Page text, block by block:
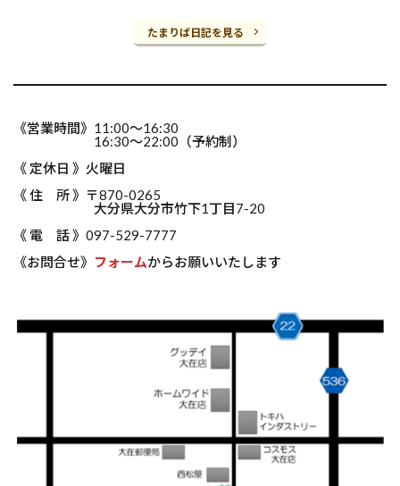
たまりば日記を見る
《営業時間》11:00～16:30
16:30～22:00（予約制）
《 定休日 》火曜日
《 住 所 》〒870-0265
大分県大分市竹下1丁目7-20
《 電 話 》097-529-7777
《お問合せ》 フォームからお願いいたします